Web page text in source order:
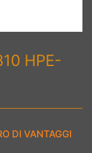
HPE-
DI VANTAGGI